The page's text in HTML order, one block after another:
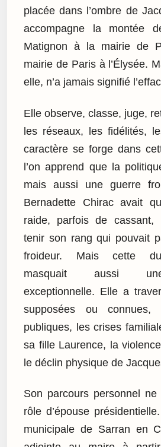
placée dans l’ombre de
accompagne la montée
Matignon à la mairie de
mairie de Paris à l’Élysée.
elle, n’a jamais signifié
Elle observe, classe, juge,
les réseaux, les fidélités,
caractère se forge dans
l’on apprend que la
mais aussi une guerre
Bernadette Chirac avait
raide, parfois de cassant,
tenir son rang qui pouvait
froideur. Mais cette
masquait aussi
exceptionnelle. Elle a
supposées ou connues,
publiques, les crises
sa fille Laurence, la
le déclin physique de
Son parcours personnel
rôle d’épouse
municipale de Sarran en